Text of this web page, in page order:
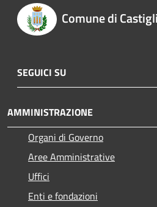
Comune di
SEGUICI SU
AMMINISTRAZIONE
Organi di Governo
Aree Amministrative
Uffici
Enti e fondazioni